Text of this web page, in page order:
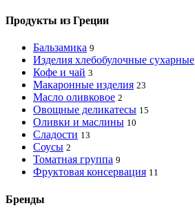
Продукты из Греции
Бальзамика 9
Изделия хлебобулочные сухарные
Кофе и чай 3
Макаронные изделия 23
Масло оливковое 2
Овощные деликатесы 15
Оливки и маслины 10
Сладости 13
Соусы 2
Томатная группа 9
Фруктовая консервация 11
Бренды